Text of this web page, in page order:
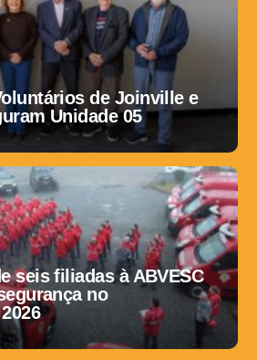
de Joinville e
Unidade 05
seis filiadas à ABVESC
no